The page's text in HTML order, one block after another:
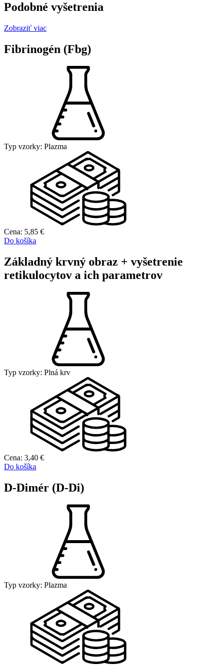
Podobné vyšetrenia
Zobraziť viac
Fibrinogén (Fbg)
Typ vzorky: Plazma
Cena: 5,85 €
Do košíka
Základný krvný obraz + vyšetrenie
retikulocytov a ich parametrov
Typ vzorky: Plná krv
Cena: 3,40 €
Do košíka
D-Dimér (D-Di)
Typ vzorky: Plazma